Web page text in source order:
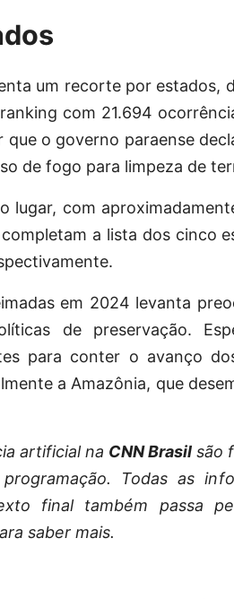
um recorte por estados,
com 21.694
que o governo paraense
de fogo para limpeza de
lugar, com
a lista dos cinco
em 2024 levanta
de preservação.
para conter o avanço
a Amazônia, que
artificial na CNN Brasil são
Todas as
final também passa
saber mais.